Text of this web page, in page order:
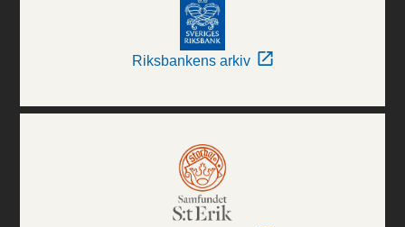
Riksbankens arkiv